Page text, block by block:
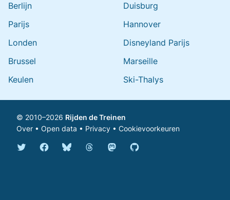
Berlijn
Parijs
Londen
Brussel
Keulen
Duisburg
Hannover
Disneyland Parijs
Marseille
Ski-Thalys
© 2010–2026 Rijden de Treinen
Over • Open data • Privacy • Cookievoorkeuren